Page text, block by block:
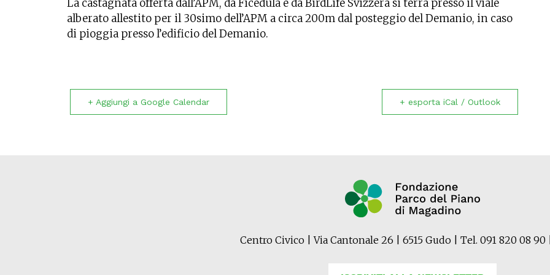
La castagnata offerta dall’APM, da Ficedula e da BirdLife Svizzera si terrà presso il viale
alberato allestito per il 30simo dell’APM a circa 200m dal posteggio del Demanio, in caso
di pioggia presso l’edificio del Demanio.
+ Aggiungi a Google Calendar + esporta iCal / Outlook
Centro Civico | Via Cantonale 26 | 6515 Gudo | Tel. 091 820 08 90 |